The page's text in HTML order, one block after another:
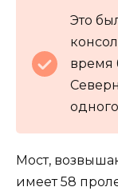
Это
время
Мост,
имеет 58